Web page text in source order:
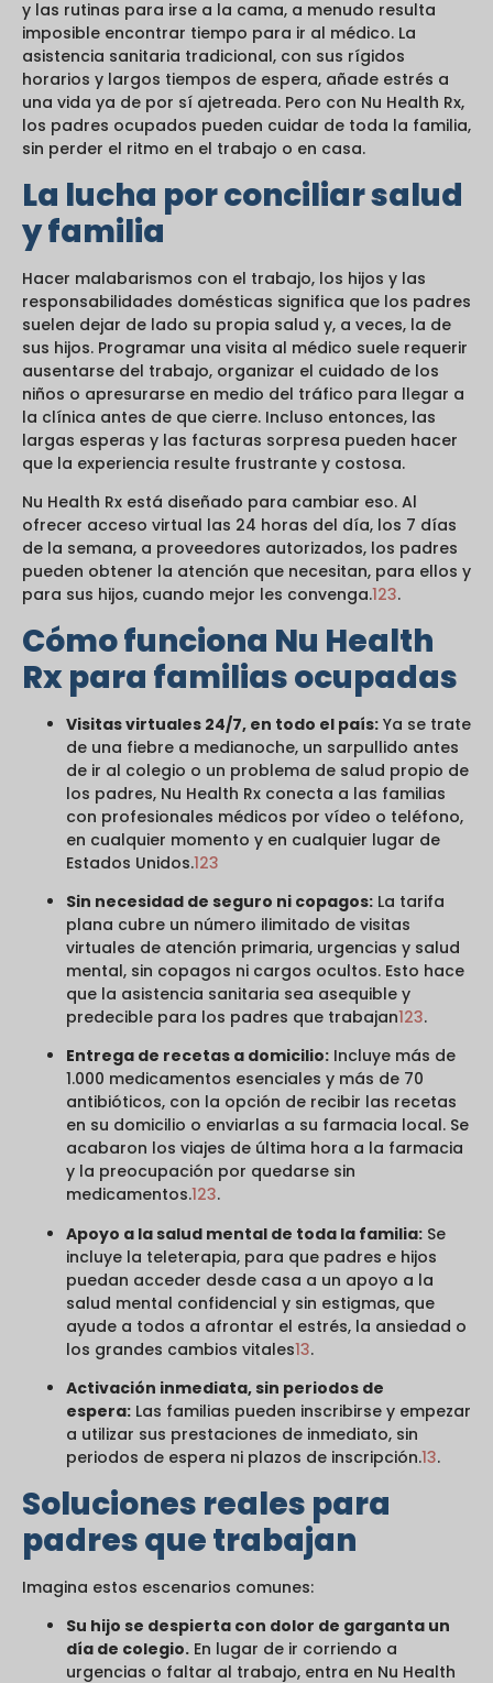
y las rutinas para irse a la cama, a menudo resulta
imposible encontrar tiempo para ir al médico. La
asistencia sanitaria tradicional, con sus rígidos
horarios y largos tiempos de espera, añade estrés a
una vida ya de por sí ajetreada. Pero con Nu Health Rx,
los padres ocupados pueden cuidar de toda la familia,
sin perder el ritmo en el trabajo o en casa.
La lucha por conciliar salud
y familia
Hacer malabarismos con el trabajo, los hijos y las
responsabilidades domésticas significa que los padres
suelen dejar de lado su propia salud y, a veces, la de
sus hijos. Programar una visita al médico suele requerir
ausentarse del trabajo, organizar el cuidado de los
niños o apresurarse en medio del tráfico para llegar a
la clínica antes de que cierre. Incluso entonces, las
largas esperas y las facturas sorpresa pueden hacer
que la experiencia resulte frustrante y costosa.
Nu Health Rx está diseñado para cambiar eso. Al
ofrecer acceso virtual las 24 horas del día, los 7 días
de la semana, a proveedores autorizados, los padres
pueden obtener la atención que necesitan, para ellos y
para sus hijos, cuando mejor les convenga.123.
Cómo funciona Nu Health
Rx para familias ocupadas
Visitas virtuales 24/7, en todo el país: Ya se trate
de una fiebre a medianoche, un sarpullido antes
de ir al colegio o un problema de salud propio de
los padres, Nu Health Rx conecta a las familias
con profesionales médicos por vídeo o teléfono,
en cualquier momento y en cualquier lugar de
Estados Unidos.123
Sin necesidad de seguro ni copagos: La tarifa
plana cubre un número ilimitado de visitas
virtuales de atención primaria, urgencias y salud
mental, sin copagos ni cargos ocultos. Esto hace
que la asistencia sanitaria sea asequible y
predecible para los padres que trabajan123.
Entrega de recetas a domicilio: Incluye más de
1.000 medicamentos esenciales y más de 70
antibióticos, con la opción de recibir las recetas
en su domicilio o enviarlas a su farmacia local. Se
acabaron los viajes de última hora a la farmacia
y la preocupación por quedarse sin
medicamentos.123.
Apoyo a la salud mental de toda la familia: Se
incluye la teleterapia, para que padres e hijos
puedan acceder desde casa a un apoyo a la
salud mental confidencial y sin estigmas, que
ayude a todos a afrontar el estrés, la ansiedad o
los grandes cambios vitales13.
Activación inmediata, sin periodos de
espera: Las familias pueden inscribirse y empezar
a utilizar sus prestaciones de inmediato, sin
periodos de espera ni plazos de inscripción.13.
Soluciones reales para
padres que trabajan
Imagina estos escenarios comunes:
Su hijo se despierta con dolor de garganta un
día de colegio. En lugar de ir corriendo a
urgencias o faltar al trabajo, entra en Nu Health